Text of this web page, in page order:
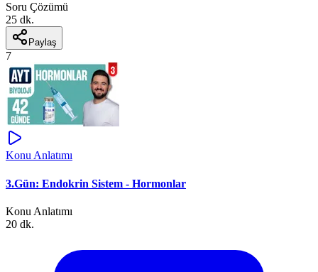
Soru Çözümü
25 dk.
Paylaş
7
Konu Anlatımı
3.Gün: Endokrin Sistem - Hormonlar
Konu Anlatımı
20 dk.